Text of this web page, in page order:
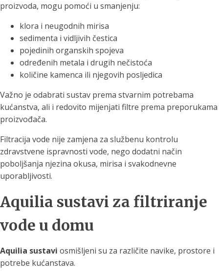
proizvoda, mogu pomoći u smanjenju:
klora i neugodnih mirisa
sedimenta i vidljivih čestica
pojedinih organskih spojeva
određenih metala i drugih nečistoća
količine kamenca ili njegovih posljedica
Važno je odabrati sustav prema stvarnim potrebama
kućanstva, ali i redovito mijenjati filtre prema preporukama
proizvođača.
Filtracija vode nije zamjena za službenu kontrolu
zdravstvene ispravnosti vode, nego dodatni način
poboljšanja njezina okusa, mirisa i svakodnevne
uporabljivosti.
Aquilia sustavi za filtriranje
vode u domu
Aquilia sustavi osmišljeni su za različite navike, prostore i
potrebe kućanstava.